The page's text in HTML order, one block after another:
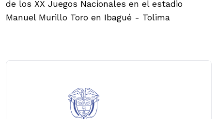
de los XX Juegos Nacionales en el estadio
Manuel Murillo Toro en Ibagué - Tolima